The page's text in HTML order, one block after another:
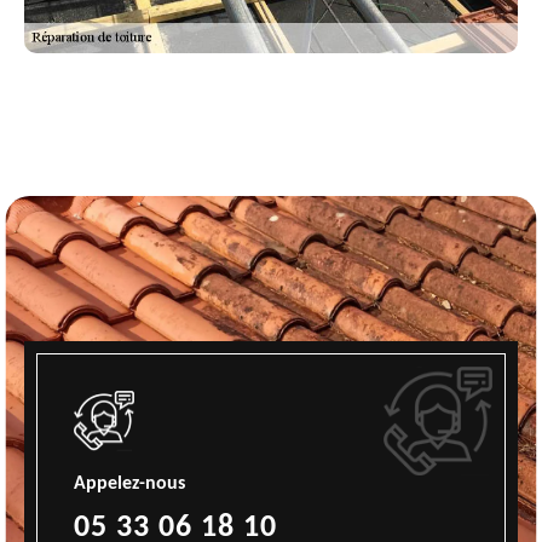
Appelez-nous
05 33 06 18 10